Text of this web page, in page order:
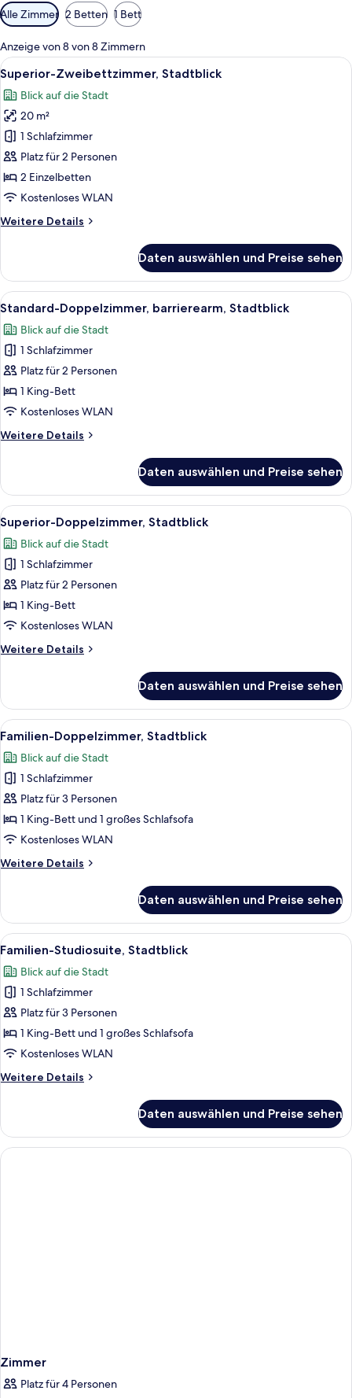
Verfügbare
Filter
für
Zimmer
Alle Zimmer 2 Betten 1 Bett
Anzeige von 8 von 8 Zimmern
Alle
Fotos
für
Superior-
Zweibettzimmer,
Stadtblick
anzeigen
Ein Hotelzimmer mit zwei Betten,
7
Superior-Zweibettzimmer, Stadtblick
Blick auf die Stadt
20 m²
1 Schlafzimmer
Platz für 2 Personen
2 Einzelbetten
Kostenloses WLAN
Weitere Details
Weitere
Zweibettzimmer,
Stadtblick
Daten auswählen und Preise sehen
Alle
Fotos
für
Standard-
Doppelzimmer,
barrierearm,
Stadtblick
Ein modernes Hotelzimmer mit
6
Standard-Doppelzimmer, barrierearm, Stadtblick
Blick auf die Stadt
1 Schlafzimmer
Platz für 2 Personen
1 King-Bett
Kostenloses WLAN
Weitere Details
Weitere
Doppelzimmer,
barrierearm,
Stadtblick
Daten auswählen und Preise sehen
Alle
Fotos
für
Superior-
Doppelzimmer,
Stadtblick
anzeigen
Ein modernes Hotelzimmer mit
6
Superior-Doppelzimmer, Stadtblick
Blick auf die Stadt
1 Schlafzimmer
Platz für 2 Personen
1 King-Bett
Kostenloses WLAN
Weitere Details
Weitere
Doppelzimmer,
Stadtblick
Daten auswählen und Preise sehen
Alle
Fotos
für
Familien-
Doppelzimmer,
Stadtblick
anzeigen
Ein modernes Hotelzimmer mit
6
Familien-Doppelzimmer, Stadtblick
Blick auf die Stadt
1 Schlafzimmer
Platz für 3 Personen
1 King-Bett und 1 großes Schlafsofa
Kostenloses WLAN
Weitere Details
Weitere
Doppelzimmer,
Stadtblick
Daten auswählen und Preise sehen
Alle
Fotos
für
Familien-
Studiosuite,
Stadtblick
anzeigen
Ein modernes Hotelzimmer mit
10
Familien-Studiosuite, Stadtblick
Blick auf die Stadt
1 Schlafzimmer
Platz für 3 Personen
1 King-Bett und 1 großes Schlafsofa
Kostenloses WLAN
Weitere Details
Weitere
Studiosuite,
Stadtblick
Daten auswählen und Preise sehen
Zimmer
Platz für 4 Personen